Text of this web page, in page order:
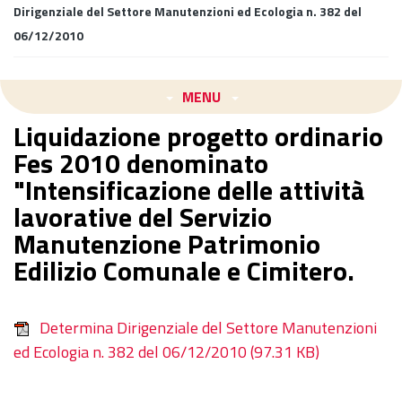
Dirigenziale del Settore Manutenzioni ed Ecologia n. 382 del
06/12/2010
MENU
Liquidazione progetto ordinario
Fes 2010 denominato
"Intensificazione delle attività
lavorative del Servizio
Manutenzione Patrimonio
Edilizio Comunale e Cimitero.
Determina Dirigenziale del Settore Manutenzioni
ed Ecologia n. 382 del 06/12/2010(97.31 KB)